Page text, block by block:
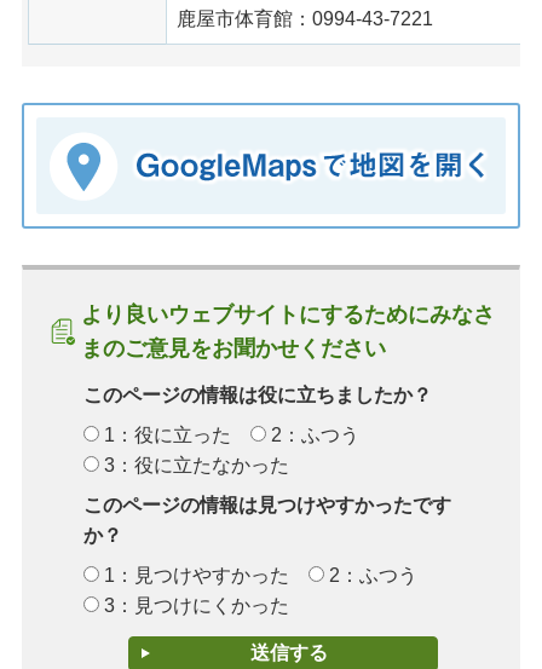
鹿屋市体育館：0994-43-7221
より良いウェブサイトにするためにみなさ
まのご意見をお聞かせください
このページの情報は役に立ちましたか？
1：役に立った
2：ふつう
3：役に立たなかった
このページの情報は見つけやすかったです
か？
1：見つけやすかった
2：ふつう
3：見つけにくかった